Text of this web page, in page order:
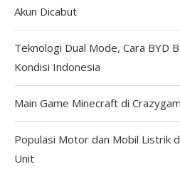
Akun Dicabut
Teknologi Dual Mode, Cara BYD
Kondisi Indonesia
Main Game Minecraft di
Populasi Motor dan Mobil Listrik
Unit